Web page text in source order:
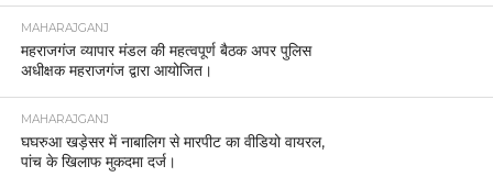
MAHARAJGANJ
महराजगंज व्यापार मंडल की महत्वपूर्ण बैठक अपर पुलिस
अधीक्षक महराजगंज द्वारा आयोजित।
MAHARAJGANJ
घघरुआ खड़ेसर में नाबालिग से मारपीट का वीडियो वायरल,
पांच के खिलाफ मुकदमा दर्ज।